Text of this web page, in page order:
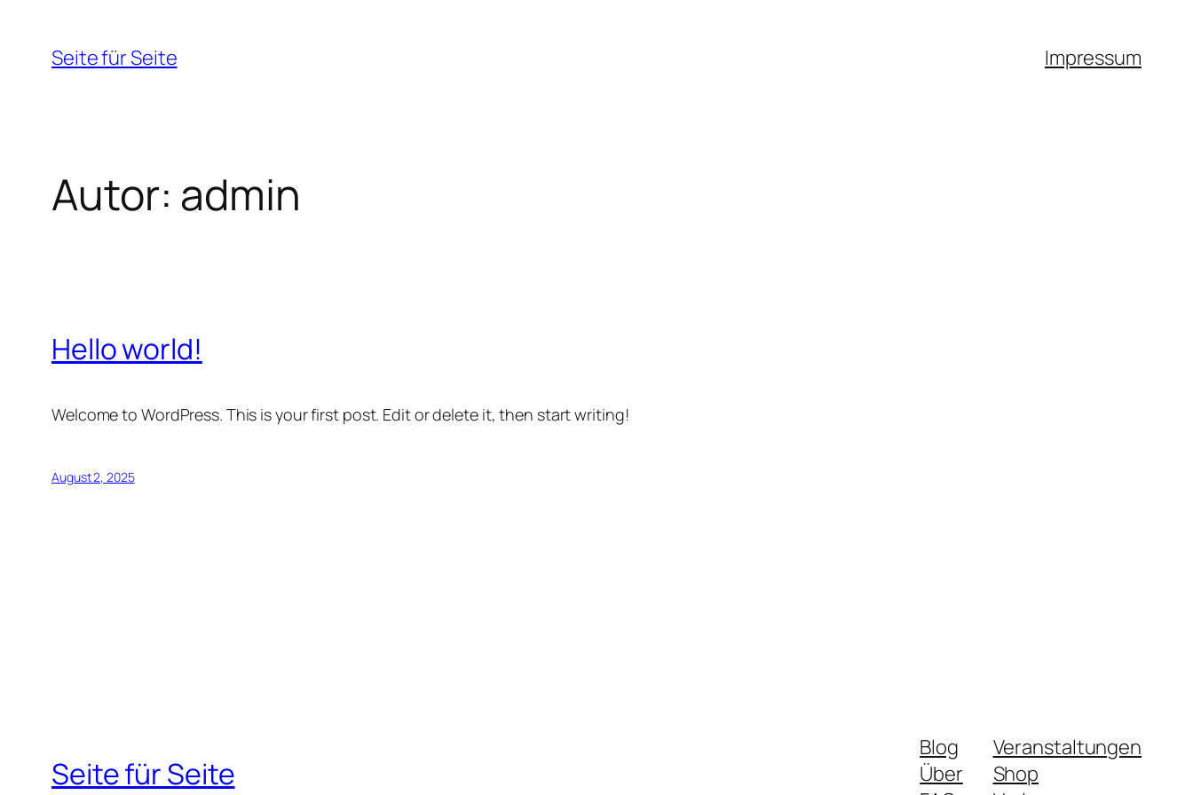
Inhalt
springen
Seite für Seite Impressum
Autor: admin
Hello world!
Welcome to WordPress. This is your first post. Edit or delete it, then start writing!
August 2, 2025
Seite für Seite
Blog
Über
Veranstaltungen
Shop